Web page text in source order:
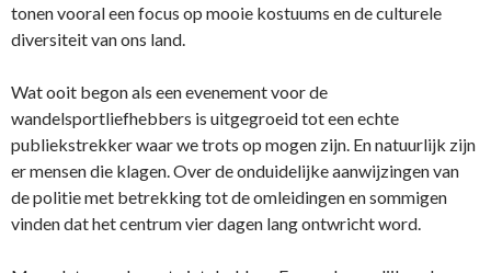
tonen vooral een focus op mooie kostuums en de culturele
diversiteit van ons land.
Wat ooit begon als een evenement voor de
wandelsportliefhebbers is uitgegroeid tot een echte
publiekstrekker waar we trots op mogen zijn. En natuurlijk zijn
er mensen die klagen. Over de onduidelijke aanwijzingen van
de politie met betrekking tot de omleidingen en sommigen
vinden dat het centrum vier dagen lang ontwricht word.